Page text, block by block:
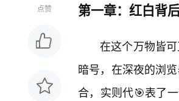
点赞 第一章：红白背
在这个万物皆
暗号，在深夜的浏
合，实则代🎯表了